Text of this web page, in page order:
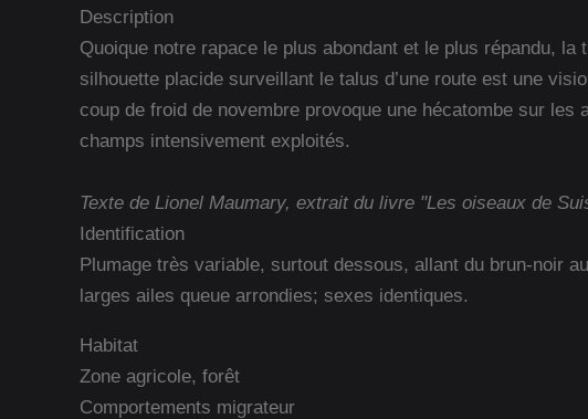
Description
Quoique notre rapace le plus abondant et le plus répandu,
silhouette placide surveillant le talus d’une route est une
coup de froid de novembre provoque une hécatombe sur
champs intensivement exploités.
Texte de Lionel Maumary, extrait du livre "Les oiseaux de
Identification
Plumage très variable, surtout dessous, allant du brun-noir
larges ailes queue arrondies; sexes identiques.
Habitat
Zone agricole, forêt
Comportements migrateur